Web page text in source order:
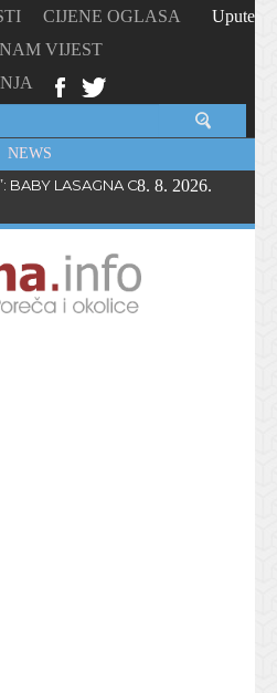
CIJENE OGLASA
VIJEST
Upute
NEWS
BABY LASAGNA OBJAVIO NOVI
8. 8. 2026.